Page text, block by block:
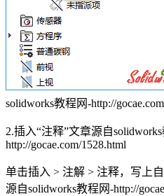
solidworks教程网-http://
2.插入“注释”文章源自
http://gocae.com/1528.html
单击插入 > 注解 > 注释，写上
源自solidworks教程网-http://